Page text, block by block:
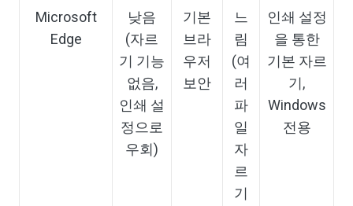
Microsoft
Edge
낮음
(자르
기 기능
없음,
인쇄 설
정으로
우회)
기본
브라
우저
보안
느
림
(여
러
파
일
자
르
기
인쇄 설정
을 통한
기본 자르
기,
Windows
전용